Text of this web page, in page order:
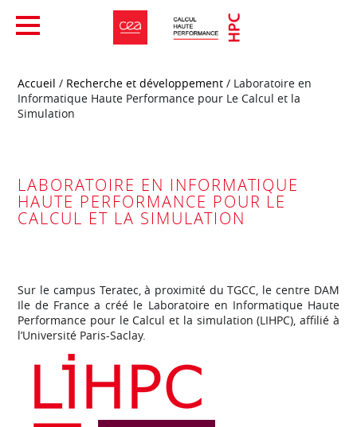
Accueil / Recherche et développement / Laboratoire en
Informatique Haute Performance pour Le Calcul et la
Simulation
LABORATOIRE EN INFORMATIQUE
HAUTE PERFORMANCE POUR LE
CALCUL ET LA SIMULATION
Sur le campus Teratec, à proximité du TGCC, le centre DAM
Ile de France a créé le Laboratoire en Informatique Haute
Performance pour le Calcul et la simulation (LIHPC), affilié à
l’Université Paris-Saclay.